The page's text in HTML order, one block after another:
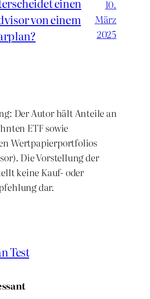
von einem
10.
März
2025
Der Autor hält Anteile an
ETF sowie
Wertpapierportfolios
Die Vorstellung der
keine Kauf- oder
dar.
Test